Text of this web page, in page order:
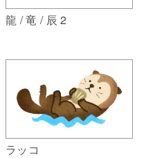
龍 / 竜 / 辰 2
ラッコ